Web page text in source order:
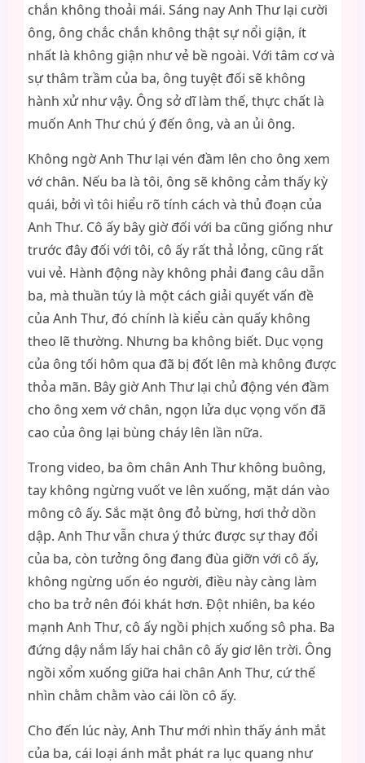
chắn không thoải mái. Sáng nay Anh Thư lại cười
ông, ông chắc chắn không thật sự nổi giận, ít
nhất là không giận như vẻ bề ngoài. Với tâm cơ và
sự thâm trầm của ba, ông tuyệt đối sẽ không
hành xử như vậy. Ông sở dĩ làm thế, thực chất là
muốn Anh Thư chú ý đến ông, và an ủi ông.
Không ngờ Anh Thư lại vén đầm lên cho ông xem
vớ chân. Nếu ba là tôi, ông sẽ không cảm thấy kỳ
quái, bởi vì tôi hiểu rõ tính cách và thủ đoạn của
Anh Thư. Cô ấy bây giờ đối với ba cũng giống như
trước đây đối với tôi, cô ấy rất thả lỏng, cũng rất
vui vẻ. Hành động này không phải đang câu dẫn
ba, mà thuần túy là một cách giải quyết vấn đề
của Anh Thư, đó chính là kiểu càn quấy không
theo lẽ thường. Nhưng ba không biết. Dục vọng
của ông tối hôm qua đã bị đốt lên mà không được
thỏa mãn. Bây giờ Anh Thư lại chủ động vén đầm
cho ông xem vớ chân, ngọn lửa dục vọng vốn đã
cao của ông lại bùng cháy lên lần nữa.
Trong video, ba ôm chân Anh Thư không buông,
tay không ngừng vuốt ve lên xuống, mặt dán vào
mông cô ấy. Sắc mặt ông đỏ bừng, hơi thở dồn
dập. Anh Thư vẫn chưa ý thức được sự thay đổi
của ba, còn tưởng ông đang đùa giỡn với cô ấy,
không ngừng uốn éo người, điều này càng làm
cho ba trở nên đói khát hơn. Đột nhiên, ba kéo
mạnh Anh Thư, cô ấy ngồi phịch xuống sô pha. Ba
đứng dậy nắm lấy hai chân cô ấy giơ lên trời. Ông
ngồi xổm xuống giữa hai chân Anh Thư, cứ thế
nhìn chằm chằm vào cái lồn cô ấy.
Cho đến lúc này, Anh Thư mới nhìn thấy ánh mắt
của ba, cái loại ánh mắt phát ra lục quang như